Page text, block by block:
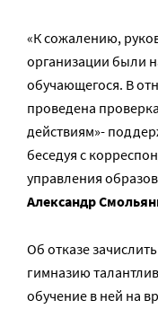
«К сожалению,
организации были
обучающегося. В
проведена
действиям»-
беседуя с
управления
Александр
Об отказе
гимназию
обучение в ней на